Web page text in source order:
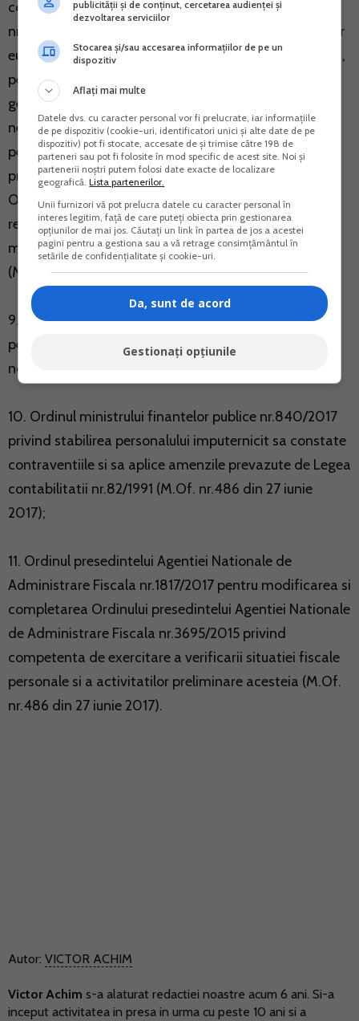
completarea Ordonantei de urgenta a Guvernului
nr.40/2015 privind gestionarea financiara a fondurilor
europene pentru perioada de programare 2014-2020,
pentru completarea Legii nr.105/2011 privind
gestionarea si utilizarea fondurilor externe
nerambursabile si a cofinantarii publice nationale,
pentru obiectivul "Cooperare Teritoriala Europeana",
precum si pentru modificarea si completarea
Ordonantei Guvernului nr. 17/2015 privind
reglementarea unor masuri fiscal-bugetare si
modificarea si completarea unor acte normative
(M.Of. nr.507 din 30 iunie 2017);
9. Ordonanta de urgenta a Guvernului nr.51/2017
pentru modificarea si completarea unor acte
normative (M.Of. nr.508 din 30 iunie 2017);
10. Ordinul ministrului finantelor publice nr.840/2017
privind stabilirea personalului imputernicit sa constate
contraventiile si sa aplice amenzile prevazute de Legea
contabilitatii nr.82/1991 (M.Of. nr.486 din 27 iunie
2017);
11. Ordinul presedintelui Agentiei Nationale de
Administrare Fiscala nr.1817/2017 pentru modificarea si
completarea Ordinului presedintelui Agentiei Nationale
de Administrare Fiscala nr.3695/2015 privind
competenta de exercitare a verificarii situatiei fiscale
personale si a activitatilor preliminare acesteia (M.Of.
nr.486 din 27 iunie 2017).
Autor: VICTOR ACHIM
Victor Achim s-a alaturat redactiei noastre acum 6 ani. Si-a
inceput activitatea in presa in urma cu peste 10 ani si a
publicității și de conținut, cercetarea audienței și
dezvoltarea serviciilor
Stocarea și/sau accesarea informațiilor de pe un
dispozitiv
Aflați mai multe
Datele dvs. cu caracter personal vor fi prelucrate, iar informațiile
de pe dispozitiv (cookie-uri, identificatori unici și alte date de pe
dispozitiv) pot fi stocate, accesate de și trimise către 198 de
parteneri sau pot fi folosite în mod specific de acest site. Noi și
partenerii noștri putem folosi date exacte de localizare
geografică.Lista partenerilor.
Unii furnizori vă pot prelucra datele cu caracter personal în
interes legitim, față de care puteți obiecta prin gestionarea
opțiunilor de mai jos. Căutați un link în partea de jos a acestei
pagini pentru a gestiona sau a vă retrage consimțământul în
setările de confidențialitate și cookie-uri.
Da, sunt de acord
Gestionați opțiunile